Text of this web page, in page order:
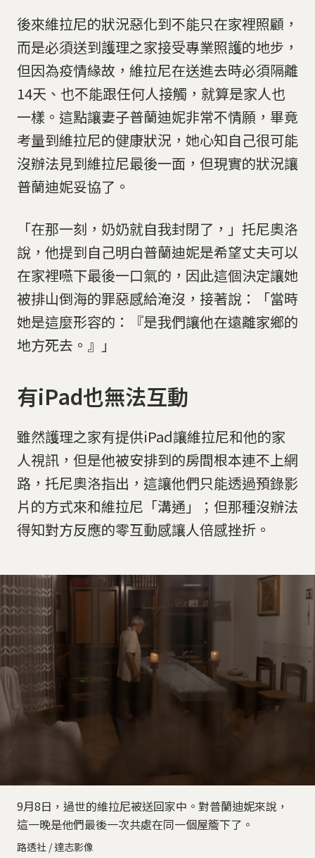
後來維拉尼的狀況惡化到不能只在家裡照顧，
而是必須送到護理之家接受專業照護的地步，
但因為疫情緣故，維拉尼在送進去時必須隔離
14天、也不能跟任何人接觸，就算是家人也
一樣。這點讓妻子普蘭迪妮非常不情願，畢竟
考量到維拉尼的健康狀況，她心知自己很可能
沒辦法見到維拉尼最後一面，但現實的狀況讓
普蘭迪妮妥協了。
「在那一刻，奶奶就自我封閉了，」托尼奧洛
說，他提到自己明白普蘭迪妮是希望丈夫可以
在家裡嚥下最後一口氣的，因此這個決定讓她
被排山倒海的罪惡感給淹沒，接著說：「當時
她是這麼形容的：『是我們讓他在遠離家鄉的
地方死去。』」
有iPad也無法互動
雖然護理之家有提供iPad讓維拉尼和他的家
人視訊，但是他被安排到的房間根本連不上網
路，托尼奧洛指出，這讓他們只能透過預錄影
片的方式來和維拉尼「溝通」；但那種沒辦法
得知對方反應的零互動感讓人倍感挫折。
9月8日，過世的維拉尼被送回家中。對普蘭迪妮來說，
這一晚是他們最後一次共處在同一個屋簷下了。
路透社 / 達志影像